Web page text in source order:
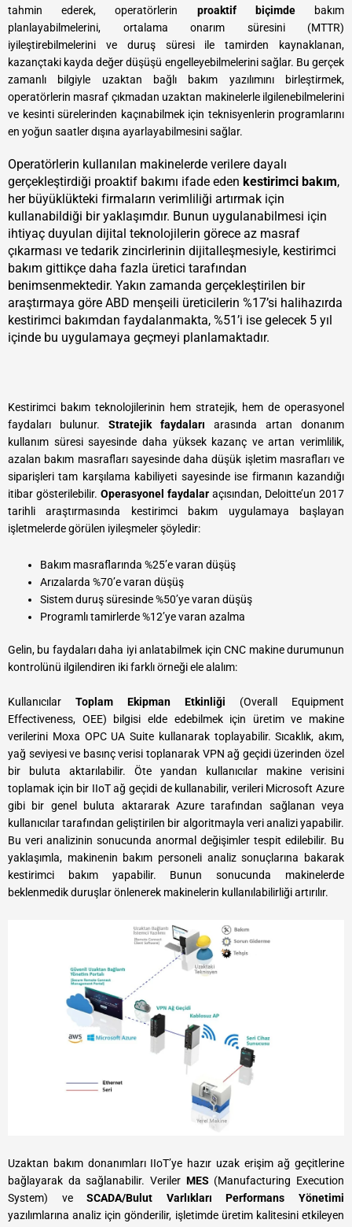
tahmin ederek, operatörlerin proaktif biçimdebakım
planlayabilmelerini, ortalama onarım süresini (MTTR)
iyileştirebilmelerini ve duruş süresi ile tamirden kaynaklanan,
kazançtaki kayda değer düşüşü engelleyebilmelerini sağlar. Bu gerçek
zamanlı bilgiyle uzaktan bağlı bakım yazılımını birleştirmek,
operatörlerin masraf çıkmadan uzaktan makinelerle ilgilenebilmelerini
ve kesinti sürelerinden kaçınabilmek için teknisyenlerin programlarını
en yoğun saatler dışına ayarlayabilmesini sağlar.
Operatörlerin kullanılan makinelerde verilere dayalı
gerçekleştirdiği proaktif bakımı ifade eden kestirimci bakım,
her büyüklükteki firmaların verimliliği artırmak için
kullanabildiği bir yaklaşımdır. Bunun uygulanabilmesi için
ihtiyaç duyulan dijital teknolojilerin görece az masraf
çıkarması ve tedarik zincirlerinin dijitalleşmesiyle, kestirimci
bakım gittikçe daha fazla üretici tarafından
benimsenmektedir. Yakın zamanda gerçekleştirilen bir
araştırmaya göre ABD menşeili üreticilerin %17’si halihazırda
kestirimci bakımdan faydalanmakta, %51’i ise gelecek 5 yıl
içinde bu uygulamaya geçmeyi planlamaktadır.
Kestirimci bakım teknolojilerinin hem stratejik, hem de operasyonel
faydaları bulunur. Stratejik faydaları arasında artan donanım
kullanım süresi sayesinde daha yüksek kazanç ve artan verimlilik,
azalan bakım masrafları sayesinde daha düşük işletim masrafları ve
siparişleri tam karşılama kabiliyeti sayesinde ise firmanın kazandığı
itibar gösterilebilir. Operasyonel faydalar açısından, Deloitte’un 2017
tarihli araştırmasında kestirimci bakım uygulamaya başlayan
işletmelerde görülen iyileşmeler şöyledir:
Bakım masraflarında %25’e varan düşüş
Arızalarda %70’e varan düşüş
Sistem duruş süresinde %50’ye varan düşüş
Programlı tamirlerde %12’ye varan azalma
Gelin, bu faydaları daha iyi anlatabilmek için CNC makine durumunun
kontrolünü ilgilendiren iki farklı örneği ele alalım:
Kullanıcılar Toplam Ekipman Etkinliği (Overall Equipment
Effectiveness, OEE) bilgisi elde edebilmek için üretim ve makine
verilerini Moxa OPC UA Suite kullanarak toplayabilir. Sıcaklık, akım,
yağ seviyesi ve basınç verisi toplanarak VPN ağ geçidi üzerinden özel
bir buluta aktarılabilir. Öte yandan kullanıcılar makine verisini
toplamak için bir IIoT ağ geçidi de kullanabilir, verileri Microsoft Azure
gibi bir genel buluta aktararak Azure tarafından sağlanan veya
kullanıcılar tarafından geliştirilen bir algoritmayla veri analizi yapabilir.
Bu veri analizinin sonucunda anormal değişimler tespit edilebilir. Bu
yaklaşımla, makinenin bakım personeli analiz sonuçlarına bakarak
kestirimci bakım yapabilir. Bunun sonucunda makinelerde
beklenmedik duruşlar önlenerek makinelerin kullanılabilirliği artırılır.
Uzaktan bakım donanımları IIoT’ye hazır uzak erişim ağ geçitlerine
bağlayarak da sağlanabilir. Veriler MES (Manufacturing Execution
System) veSCADA/Bulut
Varlıkları Performans Yönetimi
yazılımlarına analiz için gönderilir, işletimde üretim kalitesini etkileyen